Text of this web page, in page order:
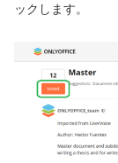
ックします。